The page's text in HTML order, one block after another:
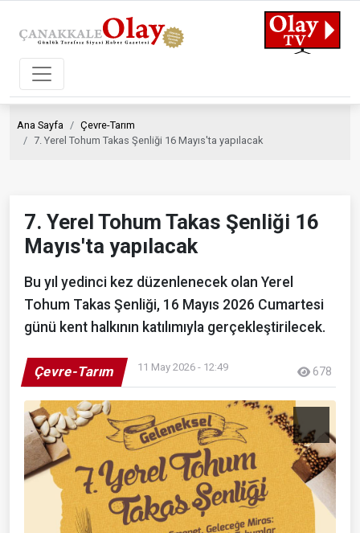
Ana Sayfa
Çevre-Tarım
7. Yerel Tohum Takas Şenliği 16 Mayıs'ta yapılacak
7. Yerel Tohum Takas Şenliği 16
Mayıs'ta yapılacak
Bu yıl yedinci kez düzenlenecek olan Yerel
Tohum Takas Şenliği, 16 Mayıs 2026 Cumartesi
günü kent halkının katılımıyla gerçekleştirilecek.
Çevre-Tarım 11 May 2026 - 12:49 678